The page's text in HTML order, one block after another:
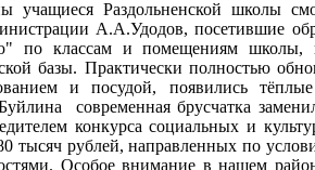
Раздольненской школы
А.А.Удодов, посетившие
по классам и помещениям школы,
базы. Практически полностью
и посудой, появились
современная брусчатка
конкурса социальных и
тысяч рублей, направленных по
Особое внимание в нашем